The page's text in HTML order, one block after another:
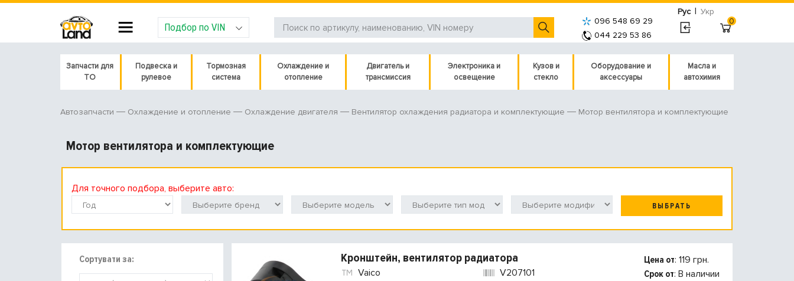
Рус | Укр
Подбор по VIN
096 548 69 29
044 229 53 86
0
Запчасти для
ТО
Подвеска и
рулевое
Тормозная
система
Охлаждение и
отопление
Двигатель и
трансмиссия
Электроника и
освещение
Кузов и
стекло
Оборудование и
аксессуары
Масла и
автохимия
Автозапчасти Охлаждение и отопление Охлаждение двигателя Вентилятор охлаждения радиатора и комплектующие Мотор вентилятора и комплектующие
Мотор вентилятора и комплектующие
Для точного подбора, выберите авто:
ВЫБРАТЬ
Сортувати за: Кронштейн, вентилятор радиатора
Vaico
V207101
Цена от: 119 грн.
Срок от: В наличии